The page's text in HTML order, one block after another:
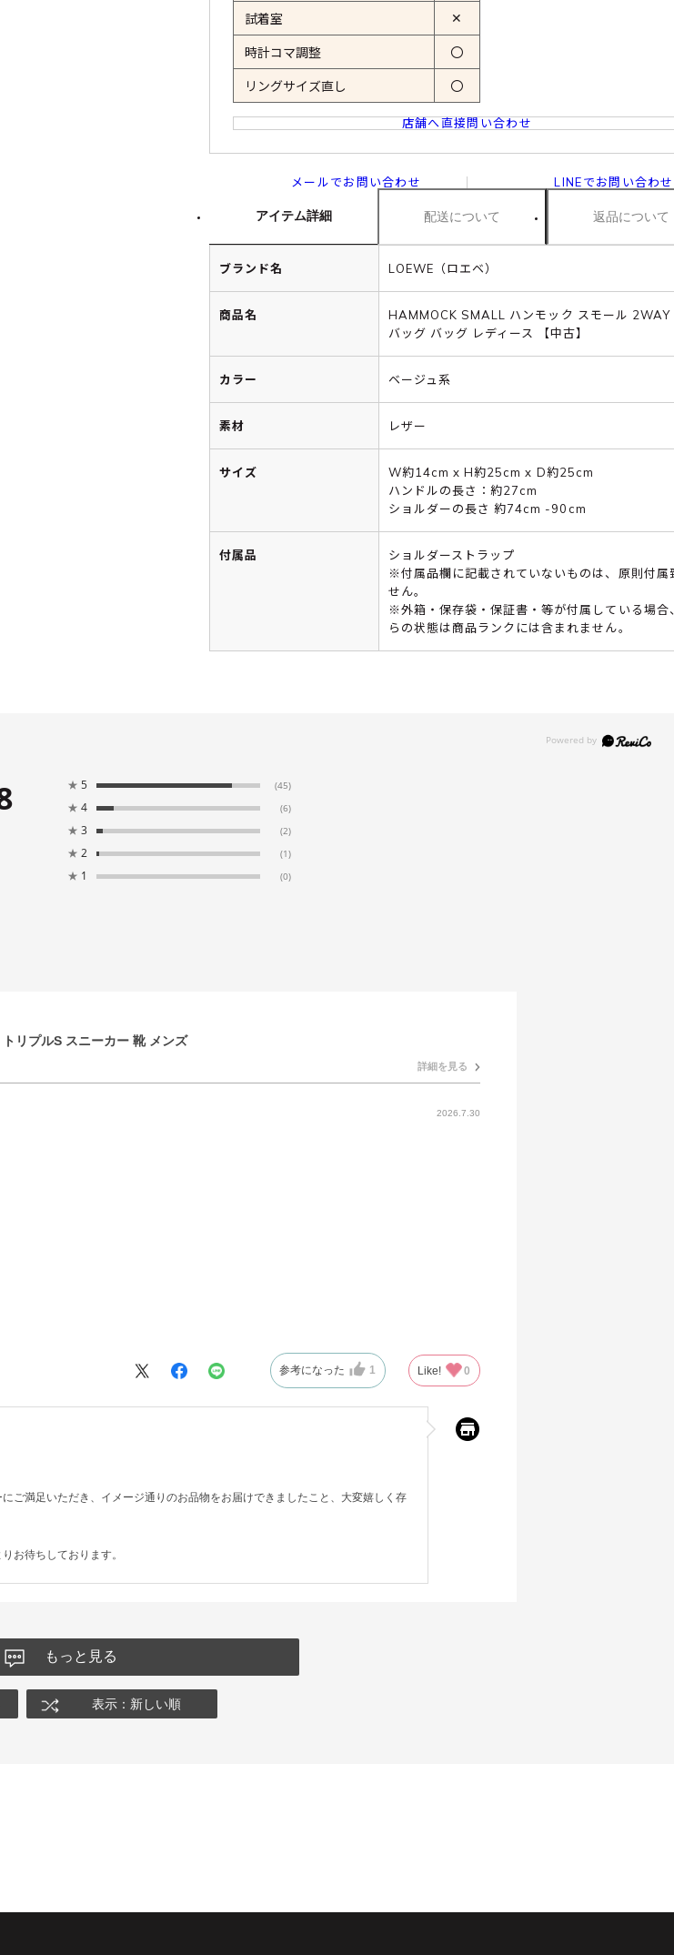
試着室 ✕
時計コマ調整 〇
リングサイズ直し 〇
店舗へ直接問い合わせ
メールでお問い合わせ LINEでお問い合わせ
アイテム詳細 配送について 返品について
ブランド名 LOEWE（ロエベ）
商品名
HAMMOCK SMALL ハンモック スモール 2WAY
バッグ バッグ レディース 【中古】
カラー ベージュ系
素材 レザー
サイズ
W約14cm x H約25cm x D約25cm
ハンドルの長さ：約27cm
ショルダーの長さ 約74cm -90cm
付属品
ショルダーストラップ
※付属品欄に記載されていないものは、原則付属
せん。
※外箱・保存袋・保証書・等が付属している場合
らの状態は商品ランクには含まれません。
★ 5 (45)
★ 4 (6)
★ 3 (2)
★ 2 (1)
★ 1 (0)
リプルS スニーカー 靴 メンズ
詳細を見る
2026.7.30
参考になった 1 Like! 0
ご満足いただき、イメージ通りのお品物をお届けできましたこと、大変嬉しく存
お待ちしております。
もっと見る
表示：新しい順